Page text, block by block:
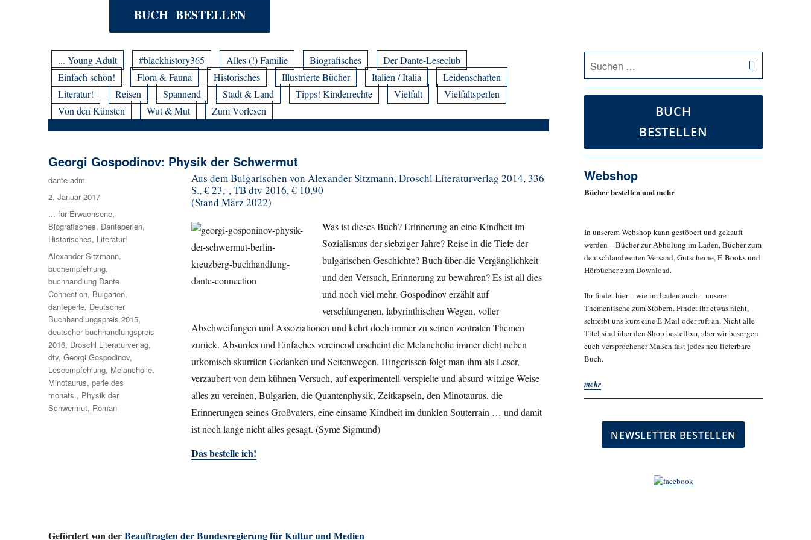
BUCH BESTELLEN
... Young Adult #blackhistory365 Alles (!) Familie Biografisches
Der Dante-Leseclub
Einfach schön!
Flora & Fauna Historisches Illustrierte Bücher Italien / Italia
Leidenschaften
Literatur!
Reisen Spannend Stadt & Land Tipps! Kinderrechte Vielfalt
Vielfaltsperlen
Von den Künsten
Wut & Mut Zum Vorlesen
Georgi Gospodinov: Physik der Schwermut
Aus dem Bulgarischen von Alexander Sitzmann, Droschl Literaturverlag 2014, 336
S., € 23,-, TB dtv 2016, € 10,90
(Stand März 2022)
Was ist dieses Buch? Erinnerung an eine Kindheit im
Sozialismus der siebziger Jahre? Reise in die Tiefe der
bulgarischen Geschichte? Buch über die Vergänglichkeit
und den Versuch, Erinnerung zu bewahren? Es ist all dies
und noch viel mehr. Gospodinov erzählt auf
verschlungenen, labyrinthischen Wegen, voller
Abschweifungen und Assoziationen und kehrt doch immer zu seinen zentralen Themen
zurück. Absurdes und Einfaches vereinend erscheint die Melancholie immer dicht neben
urkomisch skurrilen Gedanken und Seitenwegen. Hingerissen folgt man ihm als Leser,
verzaubert von dem kühnen Versuch, auf experimentell-verspielte und absurd-witzige Weise
alles zu vereinen, Bulgarien, die Quantenphysik, Zeitkapseln, den Minotaurus, die
Erinnerungen seines Großvaters, eine einsame Kindheit im dunklen Souterrain … und damit
ist noch lange nicht alles gesagt. (Syme Sigmund)
Das bestelle ich!
Autor
dante-adm
Veröffentlicht
am
2. Januar 2017
Kategorien
... für Erwachsene,
Biografisches, Danteperlen,
Historisches, Literatur!
Schlagwörter
Alexander Sitzmann,
buchempfehlung,
buchhandlung Dante
Connection, Bulgarien,
danteperle, Deutscher
Buchhandlungspreis 2015,
deutscher buchhandlungspreis
2016, Droschl Literaturverlag,
dtv,Georgi Gospodinov,
Leseempfehlung, Melancholie,
Minotaurus,perle des
monats., Physik der
Schwermut, Roman
Gefördert von derBeauftragten der Bundesregierung für Kultur und Medien
nach:
BUCH
BESTELLEN
Webshop
Bücher bestellen und mehr
In unserem Webshop kann gestöbert und gekauft
werden – Bücher zur Abholung im Laden, Bücher zum
deutschlandweiten Versand, Gutscheine, E-Books und
Hörbücher zum Download.
Ihr findet hier – wie im Laden auch – unsere
Thementische zum Stöbern. Findet ihr etwas nicht,
schreibt uns kurz eine E-Mail oder ruft an. Nicht alle
Titel sind über den Shop bestellbar, aber wir besorgen
euch versprochener Maßen fast jedes neu lieferbare
Buch.
mehr